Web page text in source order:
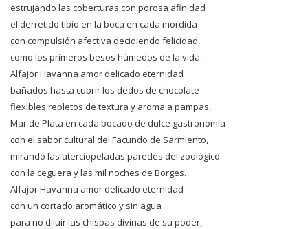
estrujando las coberturas con porosa afinidad
el derretido tibio en la boca en cada mordida
con compulsión afectiva decidiendo felicidad,
como los primeros besos húmedos de la vida.
Alfajor Havanna amor delicado eternidad
bañados hasta cubrir los dedos de chocolate
flexibles repletos de textura y aroma a pampas,
Mar de Plata en cada bocado de dulce gastronomía
con el sabor cultural del Facundo de Sarmiento,
mirando las aterciopeladas paredes del zoológico
con la ceguera y las mil noches de Borges.
Alfajor Havanna amor delicado eternidad
con un cortado aromático y sin agua
para no diluir las chispas divinas de su poder,